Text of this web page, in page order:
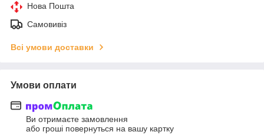
Нова Пошта
Самовивіз
Всі умови доставки
Умови оплати
Ви отримаєте замовлення
або гроші повернуться на вашу картку